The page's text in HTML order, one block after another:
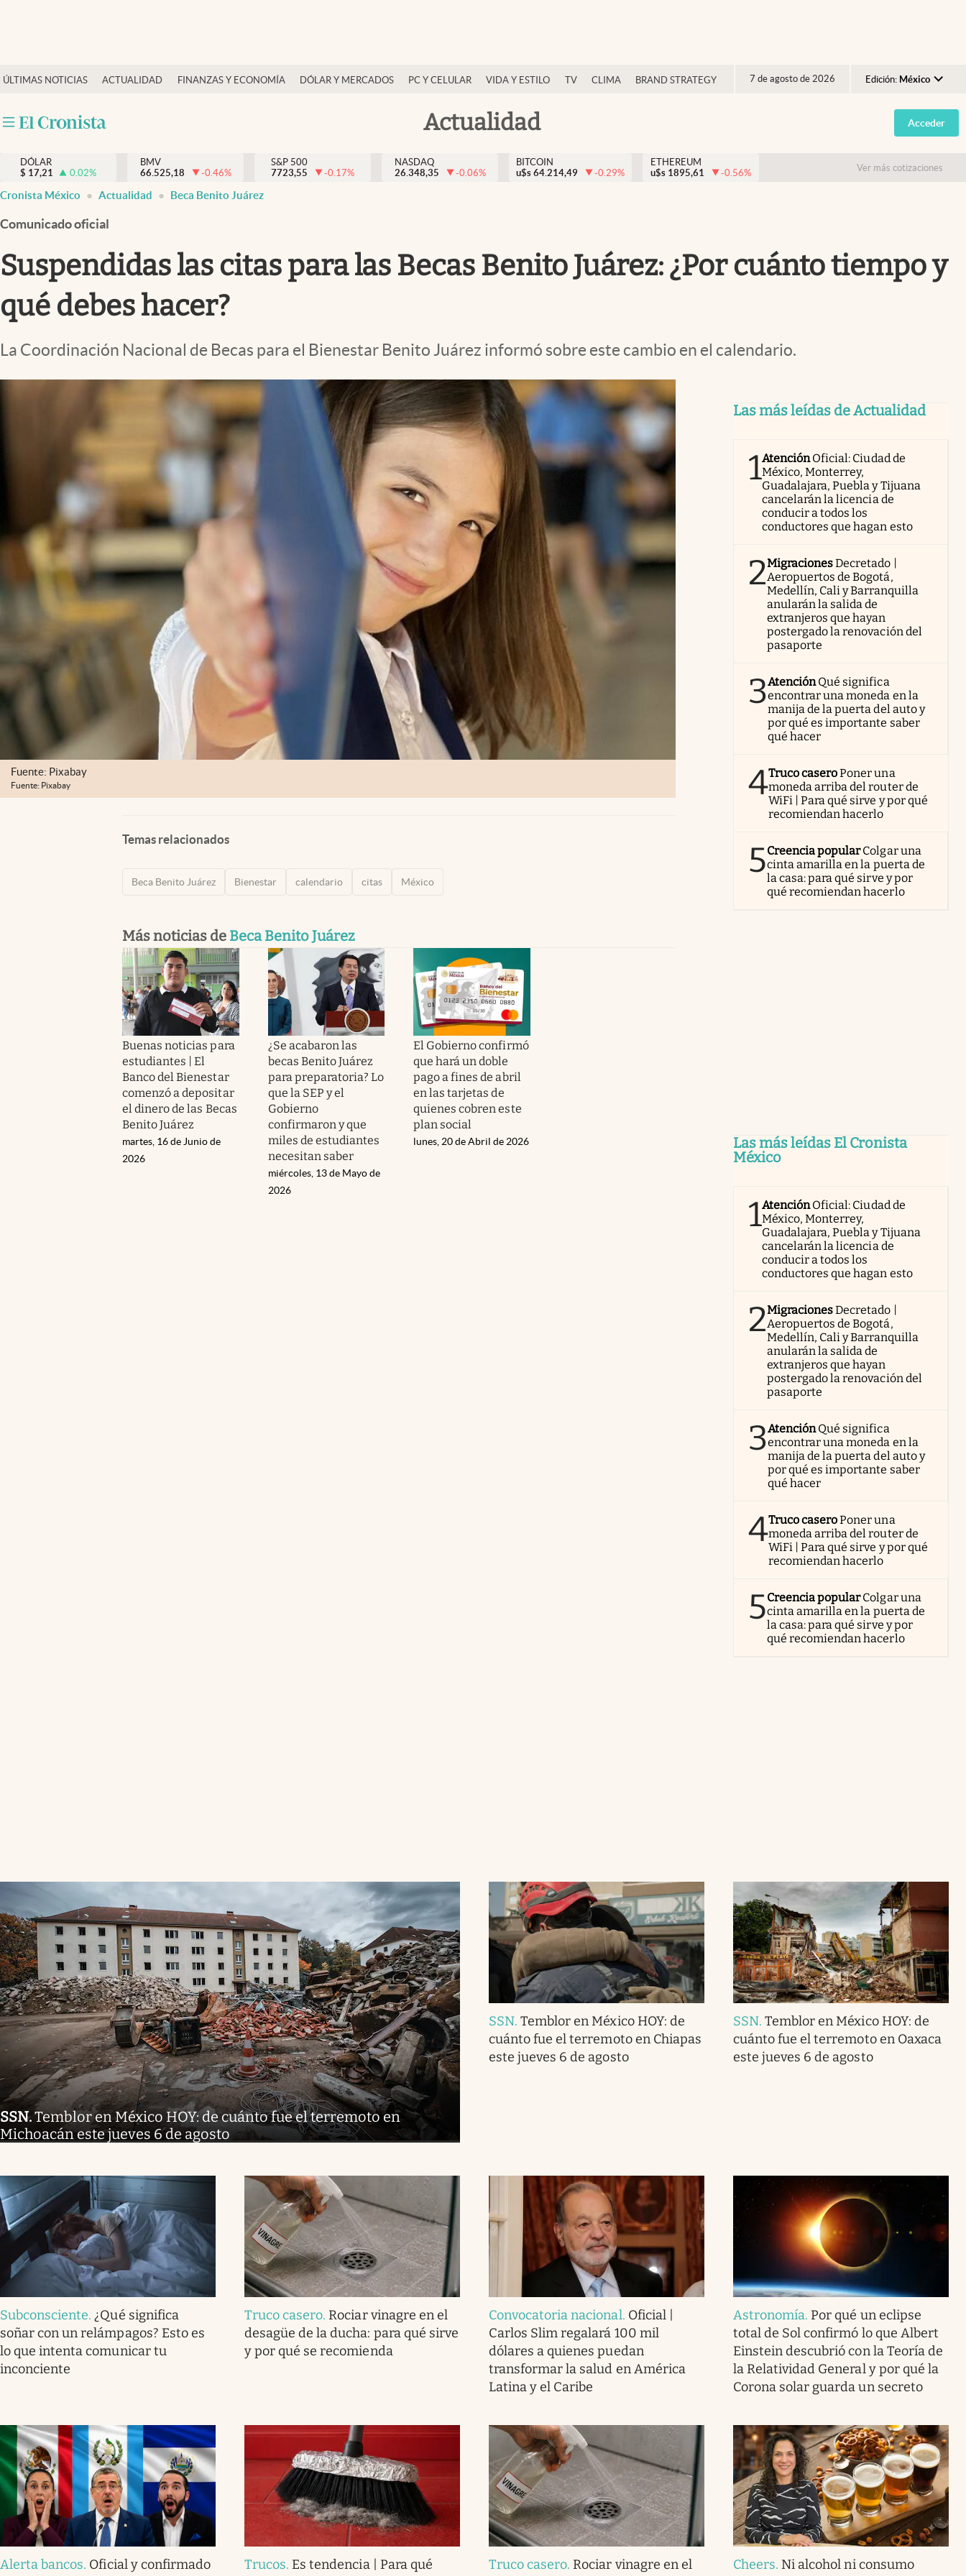
ÚLTIMAS NOTICIAS ACTUALIDAD FINANZAS Y ECONOMÍA DÓLAR Y MERCADOS PC Y CELULAR VIDA Y ESTILO TV CLIMA BRAND STRATEGY 7 de agosto de 2026 Edición: México
Argentina
España
USA
Actualidad
Actualidad
Internacionales
Opinión
Brand Strategy
Vida y estilo
Tv
Espiritualidad
Acceder
DÓLAR
$ 17,21 0.02%
BMV
66.525,18
-0.46%
S&P 500
7723,55
-0.17%
NASDAQ
26.348,35
-0.06%
BITCOIN
u$s 64.214,49 -0.29%
ETHEREUM
u$s 1895,61 -0.56% Ver más cotizaciones
Cronista México Actualidad Beca Benito Juárez
Comunicado oficial
Suspendidas las citas para las Becas Benito Juárez: ¿Por cuánto tiempo y
qué debes hacer?
La Coordinación Nacional de Becas para el Bienestar Benito Juárez informó sobre este cambio en el calendario.
Fuente: Pixabay
Fuente: Pixabay
Temas relacionados
Beca Benito Juárez Bienestar calendario citas México
Más noticias de Beca Benito Juárez
Buenas noticias para
estudiantes | El
Banco del Bienestar
comenzó a depositar
el dinero de las Becas
Benito Juárez
martes, 16 de Junio de
2026
¿Se acabaron las
becas Benito Juárez
para preparatoria? Lo
que la SEP y el
Gobierno
confirmaron y que
miles de estudiantes
necesitan saber
miércoles, 13 de Mayo de
2026
El Gobierno confirmó
que hará un doble
pago a fines de abril
en las tarjetas de
quienes cobren este
plan social
lunes, 20 de Abril de 2026
Las más leídas de Actualidad
1AtenciónOficial: Ciudad de
México, Monterrey,
Guadalajara, Puebla y Tijuana
cancelarán la licencia de
conducir a todos los
conductores que hagan esto
2MigracionesDecretado |
Aeropuertos de Bogotá,
Medellín, Cali y Barranquilla
anularán la salida de
extranjeros que hayan
postergado la renovación del
pasaporte
3AtenciónQué significa
encontrar una moneda en la
manija de la puerta del auto y
por qué es importante saber
qué hacer
4Truco caseroPoner una
moneda arriba del router de
WiFi | Para qué sirve y por qué
recomiendan hacerlo
5Creencia popularColgar una
cinta amarilla en la puerta de
la casa: para qué sirve y por
qué recomiendan hacerlo
Las más leídas El Cronista
México
1AtenciónOficial: Ciudad de
México, Monterrey,
Guadalajara, Puebla y Tijuana
cancelarán la licencia de
conducir a todos los
conductores que hagan esto
2MigracionesDecretado |
Aeropuertos de Bogotá,
Medellín, Cali y Barranquilla
anularán la salida de
extranjeros que hayan
postergado la renovación del
pasaporte
3AtenciónQué significa
encontrar una moneda en la
manija de la puerta del auto y
por qué es importante saber
qué hacer
4Truco caseroPoner una
moneda arriba del router de
WiFi | Para qué sirve y por qué
recomiendan hacerlo
5Creencia popularColgar una
cinta amarilla en la puerta de
la casa: para qué sirve y por
qué recomiendan hacerlo
SSN.Temblor en México HOY: de cuánto fue el terremoto en
Michoacán este jueves 6 de agosto
SSN.Temblor en México HOY: de
cuánto fue el terremoto en Chiapas
este jueves 6 de agosto
SSN.Temblor en México HOY: de
cuánto fue el terremoto en Oaxaca
este jueves 6 de agosto
Subconsciente. ¿Qué significa
soñar con un relámpagos? Esto es
lo que intenta comunicar tu
inconciente
Truco casero. Rociar vinagre en el
desagüe de la ducha: para qué sirve
y por qué se recomienda
Convocatoria nacional. Oficial |
Carlos Slim regalará 100 mil
dólares a quienes puedan
transformar la salud en América
Latina y el Caribe
Astronomía. Por qué un eclipse
total de Sol confirmó lo que Albert
Einstein descubrió con la Teoría de
la Relatividad General y por qué la
Corona solar guarda un secreto
Alerta bancos. Oficial y confirmado
Trucos. Es tendencia | Para qué
Truco casero. Rociar vinagre en el
Cheers. Ni alcohol ni consumo